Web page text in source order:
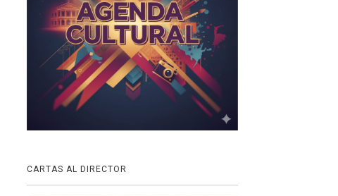
CARTAS AL DIRECTOR